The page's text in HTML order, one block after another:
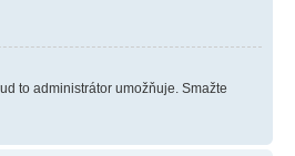
to administrátor umožňuje. Smažte